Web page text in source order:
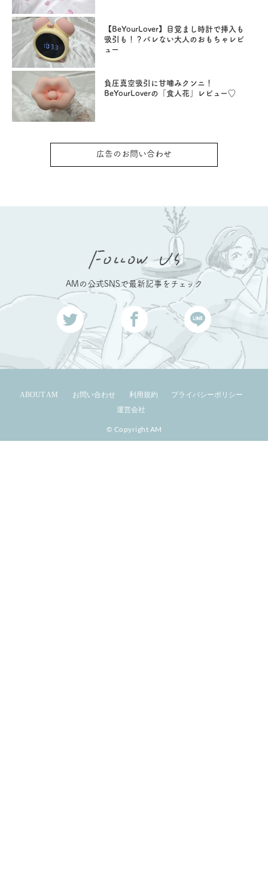
【BeYourLover】目覚まし時計で挿入も
吸引も！？バレない大人のおもちゃレビ
ュー
負圧真空吸引に甘噛みクンニ！
BeYourLoverの「食人花」レビュー♡
広告のお問い合わせ
AMの公式SNSで最新記事をチェック
ABOUT AM お問い合わせ 利用規約
プライバシーポリシー
運営会社
© Copyright AM